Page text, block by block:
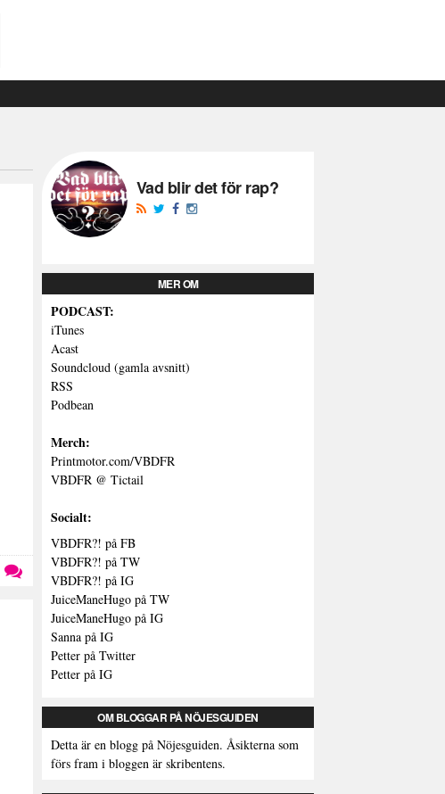
Vad blir det för rap?
MER OM
PODCAST:
iTunes
Acast
Soundcloud (gamla avsnitt)
RSS
Podbean
Merch:
Printmotor.com/VBDFR
VBDFR @ Tictail
Socialt:
VBDFR?! på FB
VBDFR?! på TW
VBDFR?! på IG
JuiceManeHugo på TW
JuiceManeHugo på IG
Sanna på IG
Petter på Twitter
Petter på IG
OM BLOGGAR PÅ NÖJESGUIDEN
Detta är en blogg på Nöjesguiden. Åsikterna som
förs fram i bloggen är skribentens.